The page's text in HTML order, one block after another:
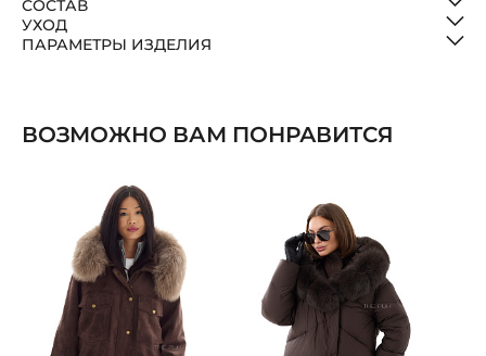
СОСТАВ
УХОД
ПАРАМЕТРЫ ИЗДЕЛИЯ
ВОЗМОЖНО ВАМ ПОНРАВИТСЯ